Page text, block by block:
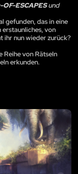
OF-ESCAPESund
gefunden, das in eine
von
ihr nun wieder zurück?
Reihe von Rätseln
erkunden.